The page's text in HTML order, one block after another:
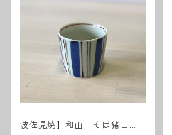
波佐見焼】和山 そば猪口